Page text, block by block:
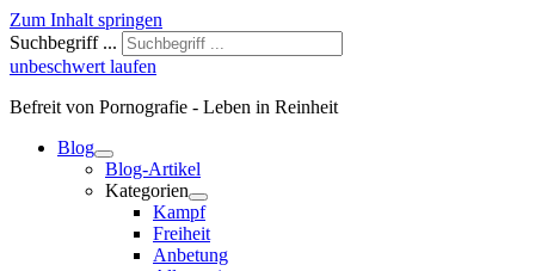
Zum Inhalt springen
Suchbegriff ...
unbeschwert laufen
Befreit von Pornografie - Leben in Reinheit
Blog
Blog-Artikel
Kategorien
Kampf
Freiheit
Anbetung